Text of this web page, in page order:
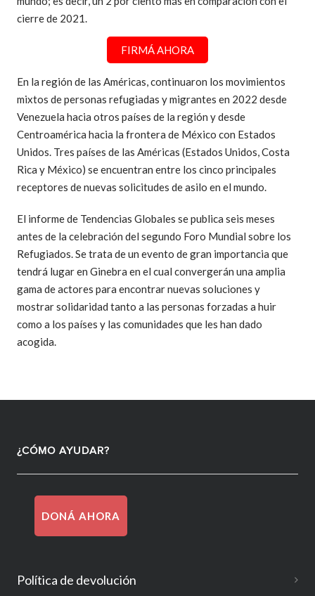
cierre de 2021.
FIRMÁ AHORA
En la región de las Américas, continuaron los movimientos
mixtos de personas refugiadas y migrantes en 2022 desde
Venezuela hacia otros países de la región y desde
Centroamérica hacia la frontera de México con Estados
Unidos. Tres países de las Américas (Estados Unidos, Costa
Rica y México) se encuentran entre los cinco principales
receptores de nuevas solicitudes de asilo en el mundo.
El informe de Tendencias Globales se publica seis meses
antes de la celebración del segundo Foro Mundial sobre los
Refugiados. Se trata de un evento de gran importancia que
tendrá lugar en Ginebra en el cual convergerán una amplia
gama de actores para encontrar nuevas soluciones y
mostrar solidaridad tanto a las personas forzadas a huir
como a los países y las comunidades que les han dado
acogida.
¿CÓMO AYUDAR?
DONÁ AHORA
Política de devolución